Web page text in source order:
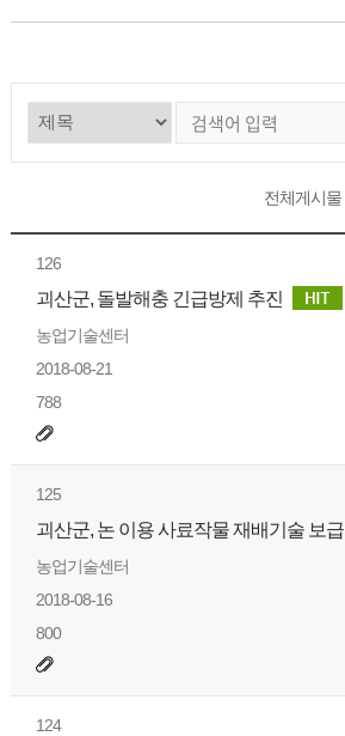
전체게시물
126
괴산군, 돌발해충 긴급방제 추진
농업기술센터
2018-08-21
788
125
괴산군, 논 이용 사료작물 재배기술 보급
농업기술센터
2018-08-16
800
124